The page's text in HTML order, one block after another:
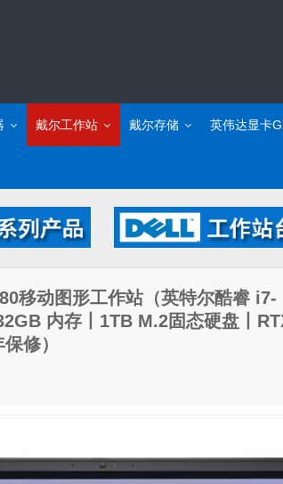
戴尔工作站 戴尔存储 英伟达显卡
移动图形工作站（英特尔酷睿 i7-
内存丨1TB M.2固态硬盘丨
修）